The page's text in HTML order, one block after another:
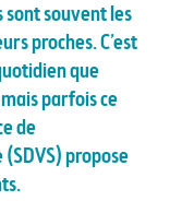
sont souvent les
proches. C’est
que
parfois ce
de
propose